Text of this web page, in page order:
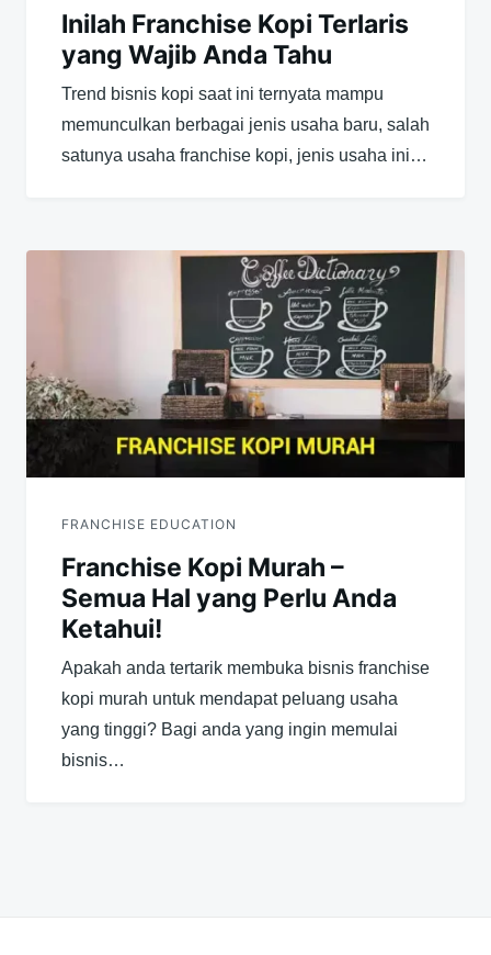
Inilah Franchise Kopi Terlaris
yang Wajib Anda Tahu
Trend bisnis kopi saat ini ternyata mampu
memunculkan berbagai jenis usaha baru, salah
satunya usaha franchise kopi, jenis usaha ini…
FRANCHISE EDUCATION
Franchise Kopi Murah –
Semua Hal yang Perlu Anda
Ketahui!
Apakah anda tertarik membuka bisnis franchise
kopi murah untuk mendapat peluang usaha
yang tinggi? Bagi anda yang ingin memulai
bisnis…